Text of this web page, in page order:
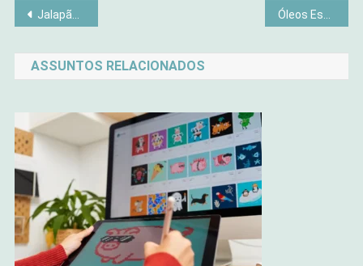
Navegação
de
Post
Jalapão vale a pena? Veja 6 motivos que provam que sim Óleos Essenciais Seguros para Bebês e Crianças: Um Guia Completo
ASSUNTOS RELACIONADOS